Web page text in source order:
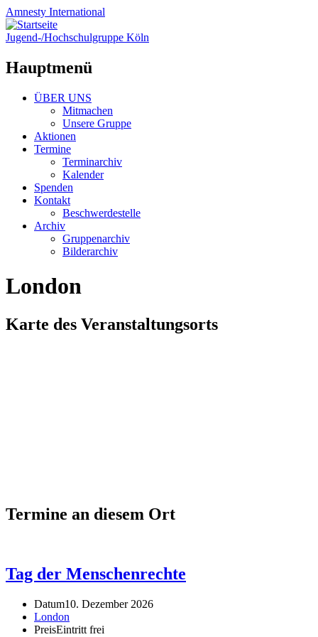
Amnesty International
Jugend-/Hochschulgruppe Köln
Hauptmenü
Zum
ÜBER UNS
Mitmachen
Unsere Gruppe
Aktionen
Termine
Terminarchiv
Kalender
Spenden
Kontakt
Beschwerdestelle
Archiv
Gruppenarchiv
Bilderarchiv
London
Karte des Veranstaltungsorts
Termine an diesem Ort
Tag der Menschenrechte
Datum10. Dezember 2026
London
PreisEintritt frei